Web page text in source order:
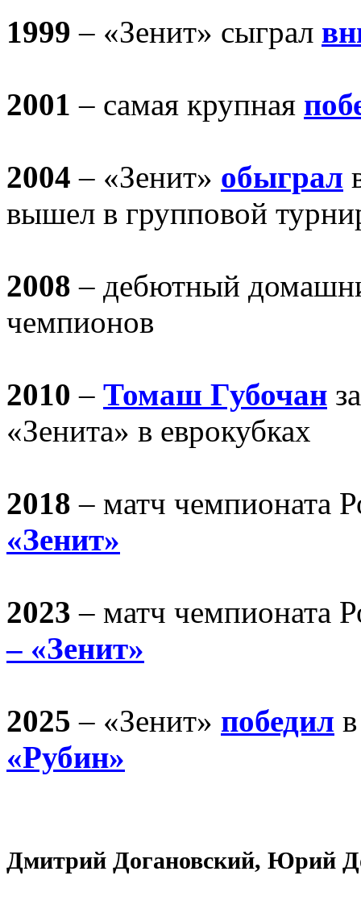
1999 – «Зенит» сыграл
2001 – самая крупная
2004 – «Зенит» обыграл
вышел в групповой
2008 – дебютный
чемпионов
2010 – Томаш Губочан
«Зенита» в еврокубках
2018 – матч чемпионата
«Зенит»
2023 – матч чемпионата
– «Зенит»
2025 – «Зенит» победил
«Рубин»
Дмитрий Догановский, Юрий